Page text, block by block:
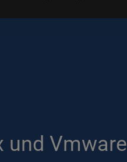
und Vmware